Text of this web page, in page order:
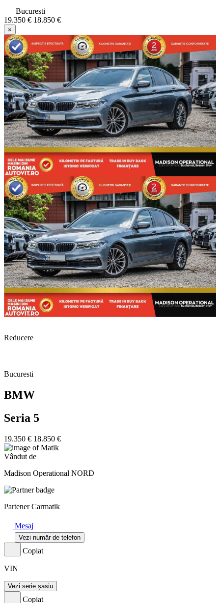
Bucuresti
19.350 € 18.850 €
×
Reducere
Bucuresti
BMW
Seria 5
19.350 € 18.850 €
Vândut de
Madison Operational NORD
Partener Carmatik
Mesaj
Vezi număr de telefon
Copiat
VIN
Vezi serie șasiu
Copiat